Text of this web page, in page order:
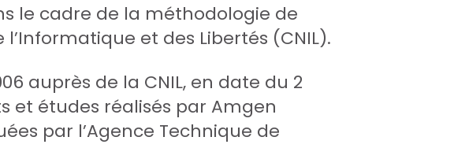
le cadre de la méthodologie de
et des Libertés (CNIL).
auprès de la CNIL, en date du 2
et études réalisés par Amgen
par l’Agence Technique de